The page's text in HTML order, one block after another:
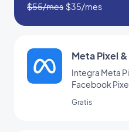
Meta Pixel
Integra Meta
Facebook
el
Gratis
$55/mes $35/mes